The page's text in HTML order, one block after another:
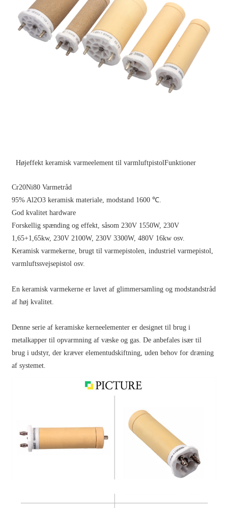
Højeffekt keramisk varmeelement til varmluftpistolFunktioner
Cr20Ni80 Varmetråd
95% Al2O3 keramisk materiale, modstand 1600 ℃.
God kvalitet hardware
Forskellig spænding og effekt, såsom 230V 1550W, 230V
1,65+1,65kw, 230V 2100W, 230V 3300W, 480V 16kw osv.
Keramisk varmekerne, brugt til varmepistolen, industriel varmepistol,
varmluftssvejsepistol osv.
En keramisk varmekerne er lavet af glimmersamling og modstandstråd
af høj kvalitet.
Denne serie af keramiske kerneelementer er designet til brug i
metalkapper til opvarmning af væske og gas. De anbefales især til
brug i udstyr, der kræver elementudskiftning, uden behov for dræning
af systemet.